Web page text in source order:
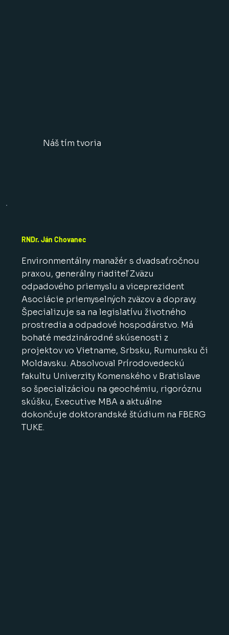
Náš tím tvoria
RNDr. Ján Chovanec
Environmentálny manažér s dvadsaťročnou
praxou, generálny riaditeľ Zväzu
odpadového priemyslu a viceprezident
Asociácie priemyselných zväzov a dopravy.
Špecializuje sa na legislatívu životného
prostredia a odpadové hospodárstvo. Má
bohaté medzinárodné skúsenosti z
projektov vo Vietname, Srbsku, Rumunsku či
Moldavsku. Absolvoval Prírodovedeckú
fakultu Univerzity Komenského v Bratislave
so špecializáciou na geochémiu, rigoróznu
skúšku, Executive MBA a aktuálne
dokončuje doktorandské štúdium na FBERG
TUKE.